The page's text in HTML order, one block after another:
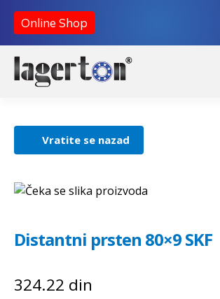
Online Shop
Početna
O nama
Kontakt
Vratite se nazad
Distantni prsten 80×9 SKF
324.22 din